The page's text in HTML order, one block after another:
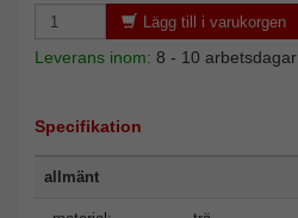
Lägg till i varukorgen
Leverans inom: 8 - 10 arbetsdagar
Specifikation
allmänt